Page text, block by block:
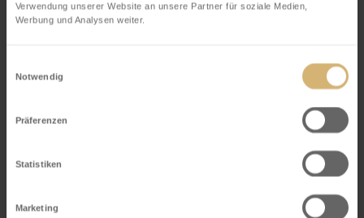
Verwendung unserer Website an unsere Partner für soziale Medien,
Werbung und Analysen weiter.
Notwendig
Präferenzen
Statistiken
Marketing